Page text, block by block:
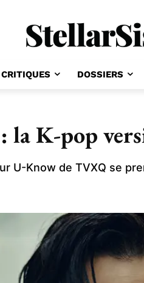
CRITIQUES DOSSIERS
K-pop
U-Know de TVXQ se